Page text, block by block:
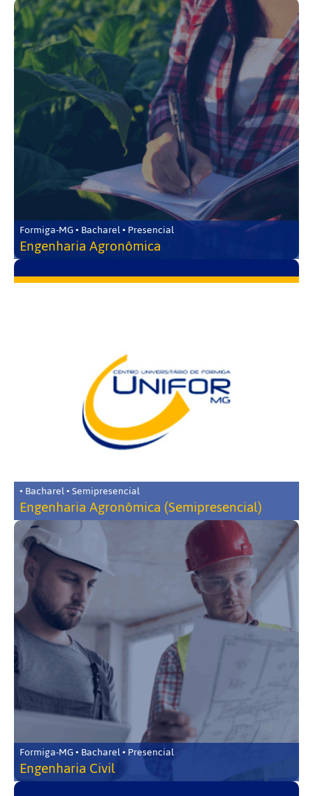
Formiga-MG • Bacharel • Presencial
Engenharia Agronômica
• Bacharel • Semipresencial
Engenharia Agronômica (Semipresencial)
Formiga-MG • Bacharel • Presencial
Engenharia Civil